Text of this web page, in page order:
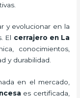
y evolucionar en la
El cerrajero en La
conocimientos,
y durabilidad.
en el mercado,
es certificada,